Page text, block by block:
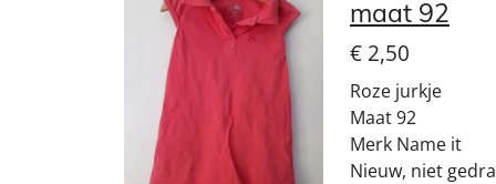
maat 92
€ 2,50
Roze jurkje
Maat 92
Merk Name it
Nieuw, niet